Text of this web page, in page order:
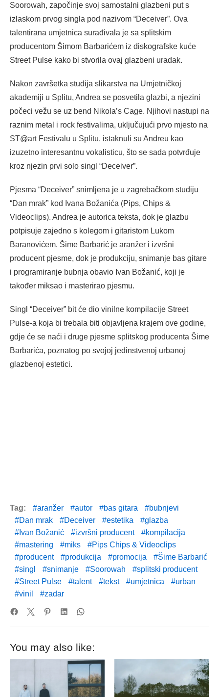
Soorowah, započinje svoj samostalni glazbeni put s
izlaskom prvog singla pod nazivom “Deceiver”. Ova
talentirana umjetnica surađivala je sa splitskim
producentom Šimom Barbarićem iz diskografske kuće
Street Pulse kako bi stvorila ovaj glazbeni uradak.
Nakon završetka studija slikarstva na Umjetničkoj
akademiji u Splitu, Andrea se posvetila glazbi, a njezini
počeci vežu se uz bend Nikola’s Cage. Njihovi nastupi na
raznim metal i rock festivalima, uključujući prvo mjesto na
ST@art Festivalu u Splitu, istaknuli su Andreu kao
izuzetno interesantnu vokalisticu, što se sada potvrđuje
kroz njezin prvi solo singl “Deceiver”.
Pjesma “Deceiver” snimljena je u zagrebačkom studiju
“Dan mrak” kod Ivana Božanića (Pips, Chips &
Videoclips). Andrea je autorica teksta, dok je glazbu
potpisuje zajedno s kolegom i gitaristom Lukom
Baranovićem. Šime Barbarić je aranžer i izvršni
producent pjesme, dok je produkciju, snimanje bas gitare
i programiranje bubnja obavio Ivan Božanić, koji je
također miksao i masterirao pjesmu.
Singl “Deceiver” bit će dio vinilne kompilacije Street
Pulse-a koja bi trebala biti objavljena krajem ove godine,
gdje će se naći i druge pjesme splitskog producenta Šime
Barbarića, poznatog po svojoj jedinstvenoj urbanoj
glazbenoj estetici.
Tag: aranžer autor bas gitara
bubnjevi
Dan mrak
Deceiver estetika
glazba
Ivan Božanić
izvršni producent
kompilacija
mastering
miks
Pips Chips & Videoclips
producent
produkcija promocija
Šime Barbarić
singl
snimanje Soorowah
splitski producent
Street Pulse
talent tekst umjetnica
urban
vinil
zadar
You may also like: